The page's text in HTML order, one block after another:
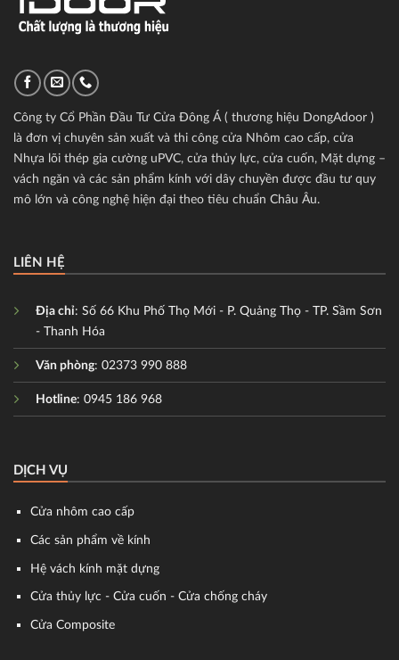
Công ty Cổ Phần Đầu Tư Cửa Đông Á ( thương hiệu DongAdoor )
là đơn vị chuyên sản xuất và thi công cửa Nhôm cao cấp, cửa
Nhựa lõi thép gia cường uPVC, cửa thủy lực, cửa cuốn, Mặt dựng –
vách ngăn và các sản phẩm kính với dây chuyền được đầu tư quy
mô lớn và công nghệ hiện đại theo tiêu chuẩn Châu Âu.
LIÊN HỆ
Địa chỉ: Số 66 Khu Phố Thọ Mới - P. Quảng Thọ - TP. Sầm Sơn
- Thanh Hóa
Văn phòng: 02373 990 888
Hotline: 0945 186 968
DỊCH VỤ
Cửa nhôm cao cấp
Các sản phẩm về kính
Hệ vách kính mặt dựng
Cửa thủy lực - Cửa cuốn - Cửa chống cháy
Cửa Composite